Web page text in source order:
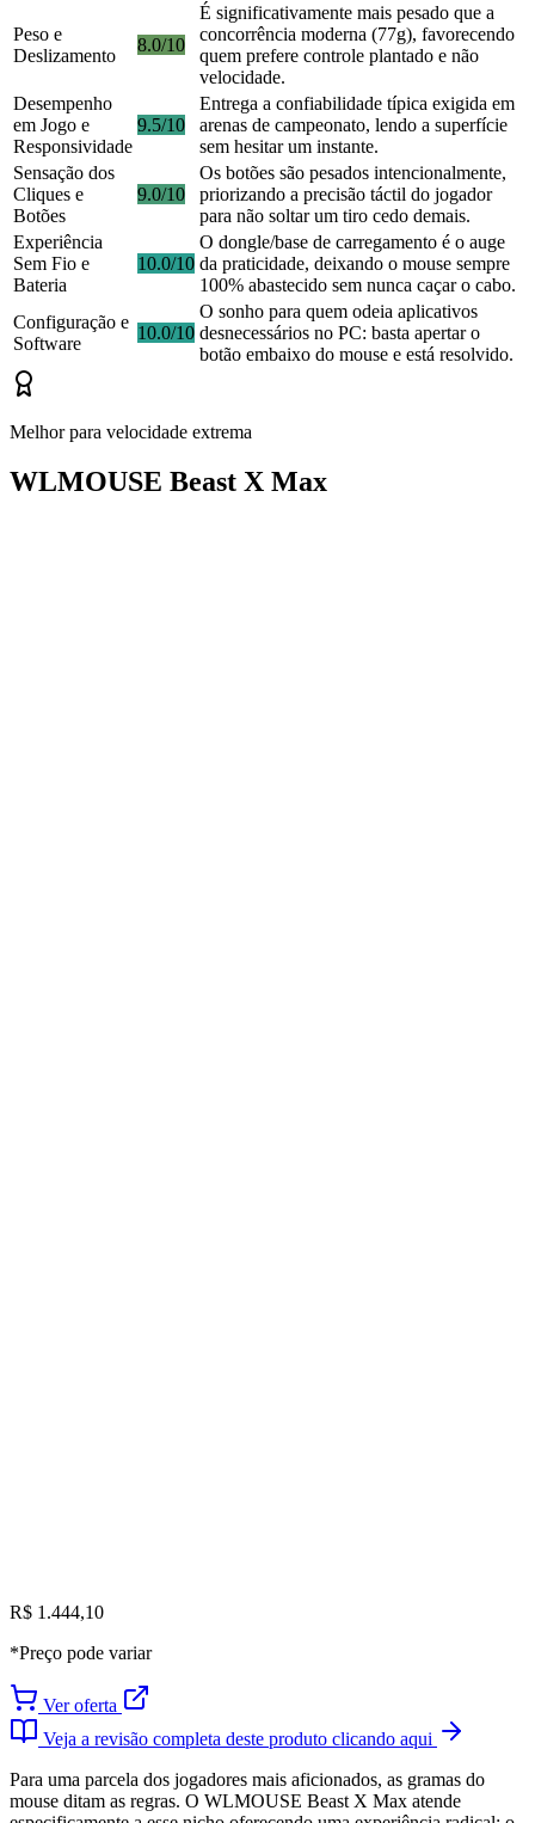
Peso e
Deslizamento
8.0/10
É significativamente mais pesado que a
concorrência moderna (77g), favorecendo
quem prefere controle plantado e não
velocidade.
Desempenho
em Jogo e
Responsividade
9.5/10
Entrega a confiabilidade típica exigida em
arenas de campeonato, lendo a superfície
sem hesitar um instante.
Sensação dos
Cliques e
Botões
9.0/10
Os botões são pesados intencionalmente,
priorizando a precisão táctil do jogador
para não soltar um tiro cedo demais.
Experiência
Sem Fio e
Bateria
10.0/10
O dongle/base de carregamento é o auge
da praticidade, deixando o mouse sempre
100% abastecido sem nunca caçar o cabo.
Configuração e
Software
10.0/10
O sonho para quem odeia aplicativos
desnecessários no PC: basta apertar o
botão embaixo do mouse e está resolvido.
Melhor para velocidade extrema
WLMOUSE Beast X Max
R$ 1.444,10
*Preço pode variar
Ver oferta
Veja a revisão completa deste produto clicando aqui
Para uma parcela dos jogadores mais aficionados, as gramas do
mouse ditam as regras. O WLMOUSE Beast X Max atende